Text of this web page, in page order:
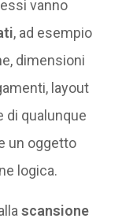
vanno
, ad esempio
dimensioni
layout
di qualunque
un oggetto
logica.
scansione